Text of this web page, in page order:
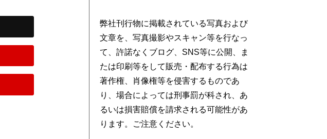
弊社刊行物に掲載されている写真および
文章を、写真撮影やスキャン等を行なっ
て、許諾なくブログ、SNS等に公開、ま
たは印刷等をして販売・配布する行為は
著作権、肖像権等を侵害するものであ
り、場合によっては刑事罰が科され、あ
るいは損害賠償を請求される可能性があ
ります。ご注意ください。